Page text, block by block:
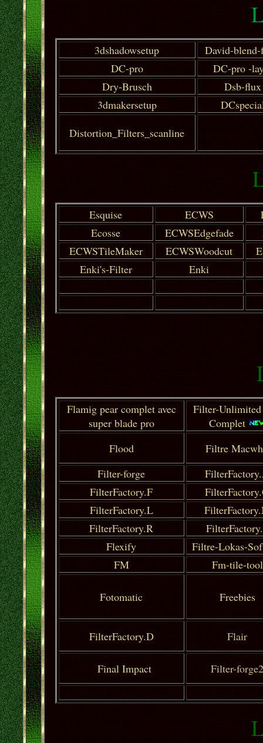
3dshadowsetup
David-
DC-pro
DC-pro -
Dry-Brusch
Dsb-flux
3dmakersetup
Distortion_Filters_scanline
Esquise ECWS
Ecosse
ECWSEdgefade
ECWSTileMaker
ECWSWoodcut
Enki's-Filter
Enki
Flamig pear complet avec
super blade pro
Filter-
Complet
Flood
Filtre
Filter-forge
FilterFactory.F
FilterFactory.L
FilterFactory.R
Flexify
Filtre-Lokas-
FM
Fm-tile-tool
Fotomatic Freebies
FilterFactory.D Flair
Final Impact Filter-forge2